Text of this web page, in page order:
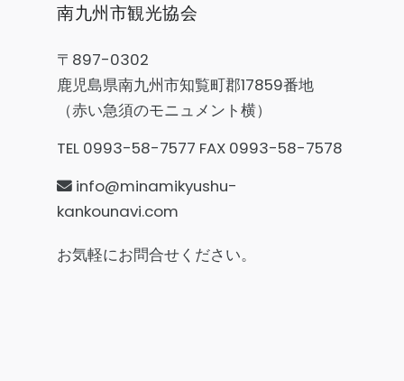
南九州市観光協会
〒897-0302
鹿児島県南九州市知覧町郡17859番地
（赤い急須のモニュメント横）
TEL 0993-58-7577 FAX 0993-58-7578
info@minamikyushu-
kankounavi.com
お気軽にお問合せください。